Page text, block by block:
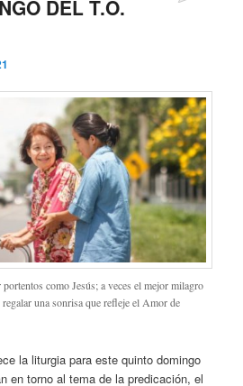
DEL T.O.
como Jesús; a veces el mejor milagro
regalar una sonrisa que refleje el Amor de
la liturgia para este quinto domingo
en torno al tema de la predicación, el